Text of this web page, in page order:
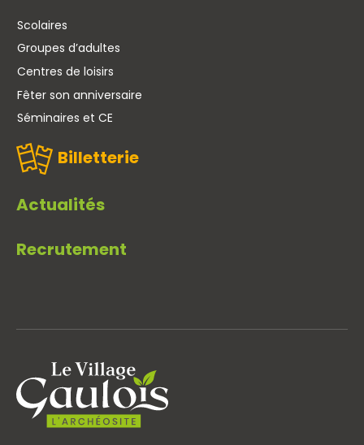
Scolaires
Groupes d’adultes
Centres de loisirs
Fêter son anniversaire
Séminaires et CE
Billetterie
Actualités
Recrutement